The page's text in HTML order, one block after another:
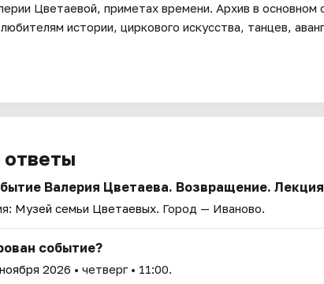
Цветаевой, приметах времени. Архив в основном
истории, циркового искусства, танцев,
Валерия Цветаева. Возвращение.
Музей семьи Цветаевых. Город — Иваново.
событие?
2026 • четверг • 11:00.